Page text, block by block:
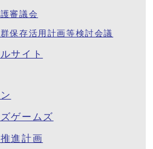
審議会
保存活用計画等検討会議
サイト
ゲームズ
進計画